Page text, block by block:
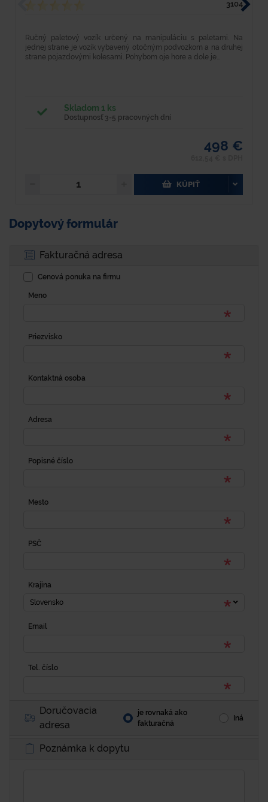
3104
Ručný paletový vozík určený na manipuláciu s paletami. Na
jednej strane je vozík vybavený otočným podvozkom a na druhej
strane pojazdovými kolesami. Pohybom oje hore a dole je...
Skladom 1 ks
Dostupnosť 3-5 pracovných dní
498 €
KÚPIŤ
Dopytový formulár
Fakturačná adresa
Cenová ponuka na firmu
Meno
Priezvisko
Kontaktná osoba
Adresa
Popisné číslo
Mesto
PSČ
Krajina
Slovensko
Email
Tel. číslo
Doručovacia
adresa
je rovnaká ako
fakturačná
Iná
Poznámka k dopytu